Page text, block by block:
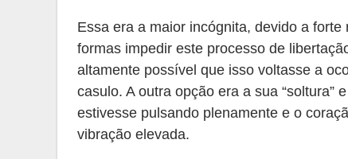
Essa era a maior incógnita, devido a
formas impedir este processo de
altamente possível que isso voltasse a
casulo. A outra opção era a sua “soltura”
estivesse pulsando plenamente e o
vibração elevada.